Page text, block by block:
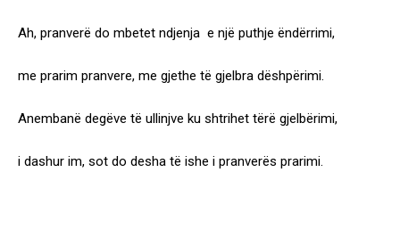
Ah, pranverë do mbetet ndjenja e një puthje ëndërrimi,
me prarim pranvere, me gjethe të gjelbra dëshpërimi.
Anembanë degëve të ullinjve ku shtrihet tërë gjelbërimi,
i dashur im, sot do desha të ishe i pranverës prarimi.